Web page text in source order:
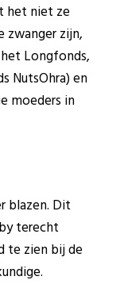
het niet ze
zwanger zijn,
Longfonds,
NutsOhra) en
moeders in
blazen. Dit
terecht
te zien bij de